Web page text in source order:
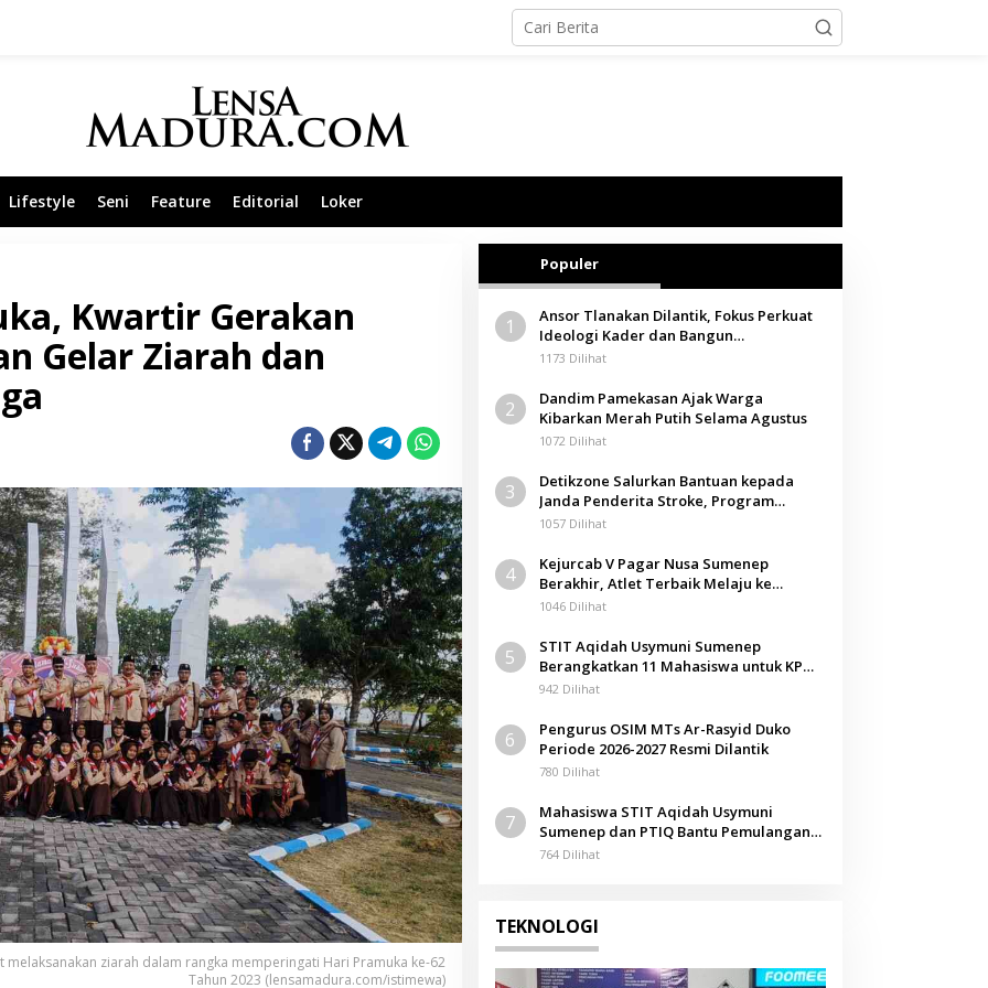
Lifestyle Seni Feature Editorial Loker
Kwartir Gerakan
Gelar Ziarah dan
melaksanakan ziarah dalam rangka memperingati Hari Pramuka ke-62
Tahun 2023 (lensamadura.com/istimewa)
Populer
1
Ansor Tlanakan Dilantik, Fokus Perkuat
Ideologi Kader dan Bangun
Kemandirian Ekonomi
1173 Dilihat
2
Dandim Pamekasan Ajak Warga
Kibarkan Merah Putih Selama Agustus
1072 Dilihat
3
Detikzone Salurkan Bantuan kepada
Janda Penderita Stroke, Program
Berbagi Masuki Hari ke-61
1057 Dilihat
4
Kejurcab V Pagar Nusa Sumenep
Berakhir, Atlet Terbaik Melaju ke
Kejurwil Jatim
1046 Dilihat
5
STIT Aqidah Usymuni Sumenep
Berangkatkan 11 Mahasiswa untuk KPM
Internasional di Malaysia
942 Dilihat
6
Pengurus OSIM MTs Ar-Rasyid Duko
Periode 2026-2027 Resmi Dilantik
780 Dilihat
7
Mahasiswa STIT Aqidah Usymuni
Sumenep dan PTIQ Bantu Pemulangan
Jenazah WNI Asal Aceh di Malaysia
764 Dilihat
TEKNOLOGI